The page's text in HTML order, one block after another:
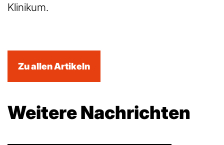
Klinikum.
Zu allen Artikeln
Weitere Nachrichten